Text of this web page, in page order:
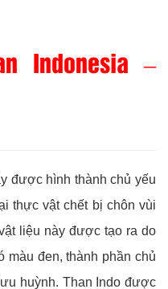
Indonesia –
được hình thành chủ yếu
thực vật chết bị chôn vùi
liệu này được tạo ra do
màu đen, thành phần chủ
huỳnh. Than Indo được